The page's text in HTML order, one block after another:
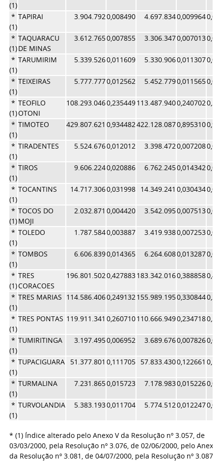
(1)
*
(1)
TAPIRAI 3.904.7920,008490 4.697.8340,009964
*
(1)
TAQUARACU
DE MINAS
3.612.7650,007855 3.306.3470,007013
*
(1)
TARUMIRIM 5.339.5260,011609 5.330.9060,011307
*
(1)
TEIXEIRAS 5.777.7770,012562 5.452.7790,011565
*
(1)
TEOFILO
OTONI
108.293.0460,235449113.487.9400,240702
*
(1)
TIMOTEO 429.807.621 0,934482422.128.0870,895310
*
(1)
TIRADENTES 5.524.6760,012012 3.398.4720,007208
*
(1)
TIROS 9.606.2240,020886 6.762.2450,014342
*
(1)
TOCANTINS 14.717.3060,031998 14.349.241 0,030434
*
(1)
TOCOS DO
MOJI
2.032.871 0,004420 3.542.0950,007513
*
(1)
TOLEDO 1.787.5840,003887 3.419.9380,007253
*
(1)
TOMBOS 6.606.8390,014365 6.264.6080,013287
*
(1)
TRES
CORACOES
196.801.5020,427883183.342.0160,388858
*
(1)
TRES MARIAS 114.586.4060,249132155.989.1950,330844
*
(1)
TRES PONTAS 119.911.341 0,260710110.666.9490,234718
*
(1)
TUMIRITINGA 3.197.4950,006952 3.689.6760,007826
*
(1)
TUPACIGUARA 51.377.801 0,111705 57.833.4300,122661
*
(1)
TURMALINA 7.231.8650,015723 7.178.9830,015226
*
(1)
TURVOLANDIA 5.383.1930,011704 5.774.5120,012247
* (1) Índice alterado pelo Anexo V da Resolução nº 3.057, de
03/03/2000, pela Resolução nº 3.076, de 02/06/2000, pelo Anexo
da Resolução nº 3.081, de 04/07/2000, pela Resolução nº 3.087,